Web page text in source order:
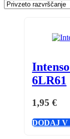
6LR61
1,95 €
DODAJ V